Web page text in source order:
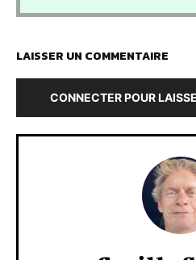
LAISSER UN COMMENTAIRE
CONNECTER POUR